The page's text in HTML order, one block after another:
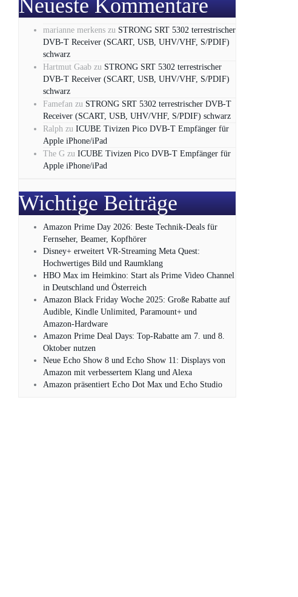
Neueste Kommentare
marianne merkens zu STRONG SRT 5302 terrestrischer
DVB-T Receiver (SCART, USB, UHV/VHF, S/PDIF)
schwarz
Hartmut Gaab zu STRONG SRT 5302 terrestrischer
DVB-T Receiver (SCART, USB, UHV/VHF, S/PDIF)
schwarz
Famefan zu STRONG SRT 5302 terrestrischer DVB-T
Receiver (SCART, USB, UHV/VHF, S/PDIF) schwarz
Ralph zu ICUBE Tivizen Pico DVB-T Empfänger für
Apple iPhone/iPad
The G zu ICUBE Tivizen Pico DVB-T Empfänger für
Apple iPhone/iPad
Wichtige Beiträge
Amazon Prime Day 2026: Beste Technik-Deals für
Fernseher, Beamer, Kopfhörer
Disney+ erweitert VR‑Streaming Meta Quest:
Hochwertiges Bild und Raumklang
HBO Max im Heimkino: Start als Prime Video Channel
in Deutschland und Österreich
Amazon Black Friday Woche 2025: Große Rabatte auf
Audible, Kindle Unlimited, Paramount+ und
Amazon‑Hardware
Amazon Prime Deal Days: Top-Rabatte am 7. und 8.
Oktober nutzen
Neue Echo Show 8 und Echo Show 11: Displays von
Amazon mit verbessertem Klang und Alexa
Amazon präsentiert Echo Dot Max und Echo Studio